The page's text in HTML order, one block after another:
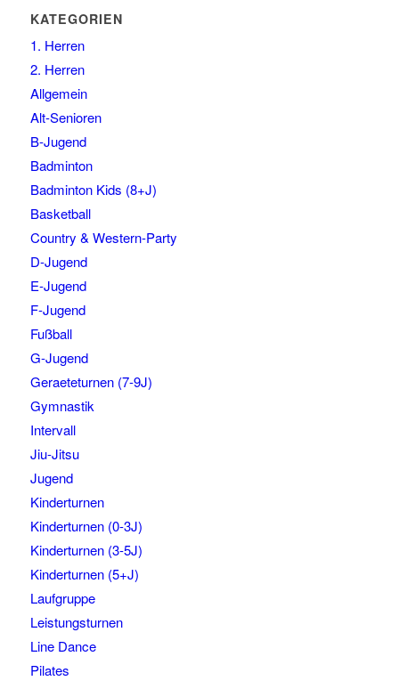
KATEGORIEN
1. Herren
2. Herren
Allgemein
Alt-Senioren
B-Jugend
Badminton
Badminton Kids (8+J)
Basketball
Country & Western-Party
D-Jugend
E-Jugend
F-Jugend
Fußball
G-Jugend
Geraeteturnen (7-9J)
Gymnastik
Intervall
Jiu-Jitsu
Jugend
Kinderturnen
Kinderturnen (0-3J)
Kinderturnen (3-5J)
Kinderturnen (5+J)
Laufgruppe
Leistungsturnen
Line Dance
Pilates